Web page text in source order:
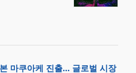
마쿠아케 진출… 글로벌 시장